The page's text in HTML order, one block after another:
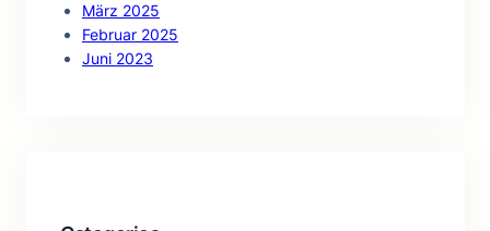
März 2025
Februar 2025
Juni 2023